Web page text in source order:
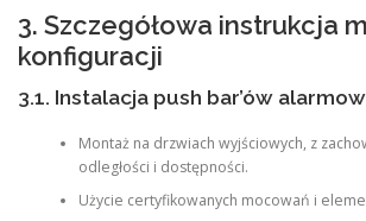
3. Szczegółowa instrukcja
konfiguracji
3.1. Instalacja push bar’ów
Montaż na drzwiach wyjściowych, z
odległości i dostępności.
Użycie certyfikowanych mocowań i